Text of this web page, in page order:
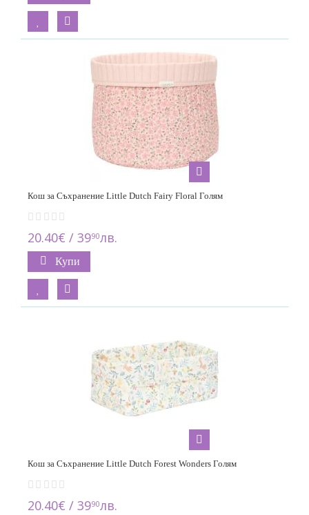
Кош за Съхранение Little Dutch Fairy Floral Голям
20.40€ / 3990лв.
Купи
Кош за Съхранение Little Dutch Forest Wonders Голям
20.40€ / 3990лв.